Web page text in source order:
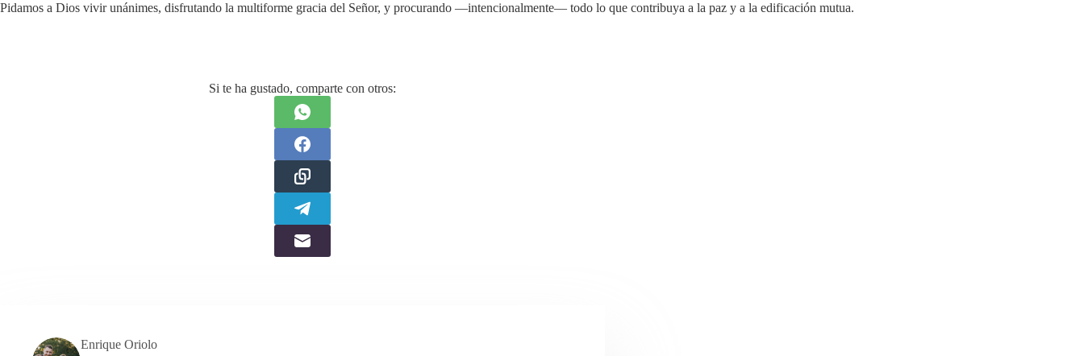
Pidamos a Dios vivir unánimes, disfrutando la multiforme gracia del Señor, y procurando —intencionalmente— todo lo que contribuya a la paz y a la edificación mutua.
Si te ha gustado, comparte con otros:
Enrique Oriolo